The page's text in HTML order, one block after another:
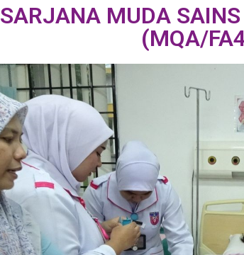
SARJANA MUDA
(MQA/